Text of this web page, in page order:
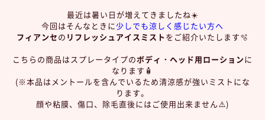
最近は暑い日が増えてきましたね☀️
今回はそんなときに少しでも涼しく感じたい方へ
フィアンセの リフレッシュアイスミスト をご紹介いたします🫧
こちらの商品はスプレータイプのボディ・ヘッド用ローションに
なります🧴
(※本品はメントールを含んでいるため清涼感が強いミストにな
ります。
顔や粘膜、傷口、除毛直後にはご使用出来ません⚠️)